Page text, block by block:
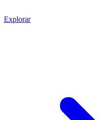
Explorar